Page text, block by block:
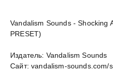
Vandalism Sounds - Shocking
PRESET)
Издатель: Vandalism Sounds
Сайт: vandalism-sounds.com/